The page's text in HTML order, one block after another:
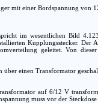
mit einer Bordspannung von
im wesentlichen Bild
Kupplungsstecker.
geleitet. Von
einen Transformator
auf 6/12 V
muss vor der Steckdose